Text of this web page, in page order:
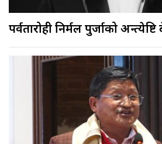
पर्वतारोही निर्मल पुर्जाको